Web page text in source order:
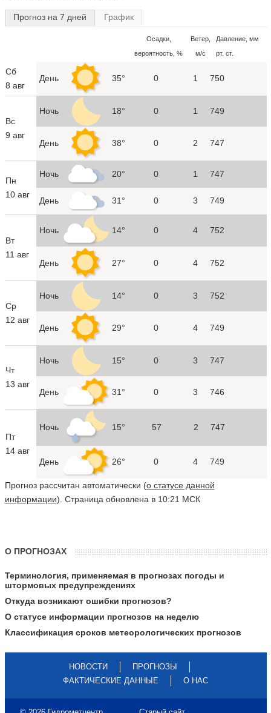
Прогноз на 7 дней График
Осадки,
вероятность, %
Ветер,
м/с
Давление, мм
рт. ст.
Сб
8 авг
День 35° 0 1 750
Вс
9 авг
Ночь 18° 0 1 749
День 38° 0 2 747
Пн
10 авг
Ночь 20° 0 1 747
День 31° 0 3 749
Вт
11 авг
Ночь 14° 0 4 752
День 27° 0 4 752
Ср
12 авг
Ночь 14° 0 3 752
День 29° 0 4 749
Чт
13 авг
Ночь 15° 0 3 747
День 31° 0 3 746
Пт
14 авг
Ночь 15° 57 2 747
День 26° 0 4 749
Прогноз рассчитан автоматически (о статусе данной
информации). Страница обновлена в 10:21 МСК
О ПРОГНОЗАХ
Терминология, применяемая в прогнозах погоды и
штормовых предупреждениях
Откуда возникают ошибки прогнозов?
О статусе информации прогнозов на неделю
Классификация сроков метеорологических прогнозов
НОВОСТИ
ПРОГНОЗЫ
ФАКТИЧЕСКИЕ ДАННЫЕ
О НАС